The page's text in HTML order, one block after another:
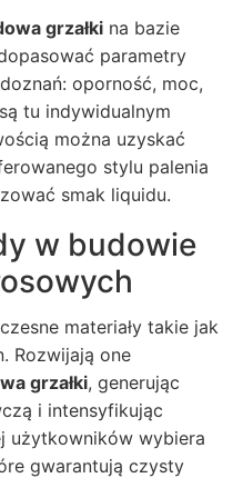
grzałki na bazie
parametry
oporność, moc,
tu indywidualnym
można uzyskać
stylu palenia
smak liquidu.
w budowie
materiały takie jak
Rozwijają one
grzałki, generując
i intensyfikując
użytkowników wybiera
gwarantują czysty